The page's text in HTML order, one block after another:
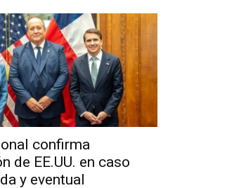
confirma
de EE.UU. en caso
y eventual